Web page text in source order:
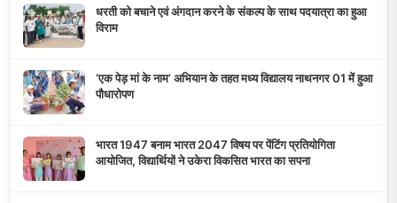
धरती को बचाने एवं अंगदान करने के संकल्प के साथ पदयात्रा का हुआ
विराम
‘एक पेड़ मां के नाम’ अभियान के तहत मध्य विद्यालय नाथनगर 01 में हुआ
पौधारोपण
भारत 1947 बनाम भारत 2047 विषय पर पेंटिंग प्रतियोगिता
आयोजित, विद्यार्थियों ने उकेरा विकसित भारत का सपना